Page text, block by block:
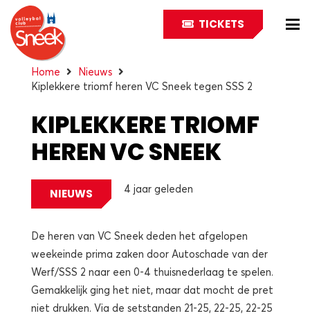
TICKETS
Home
Nieuws
​​​​​Kiplekkere triomf heren VC Sneek tegen SSS 2
​​​​​KIPLEKKERE TRIOMF
HEREN VC SNEEK
TEGEN SSS 2
NIEUWS 4 jaar geleden
De heren van VC Sneek deden het afgelopen
weekeinde prima zaken door Autoschade van der
Werf/SSS 2 naar een 0-4 thuisnederlaag te spelen.
Gemakkelijk ging het niet, maar dat mocht de pret
niet drukken. Via de setstanden 21-25, 22-25, 22-25